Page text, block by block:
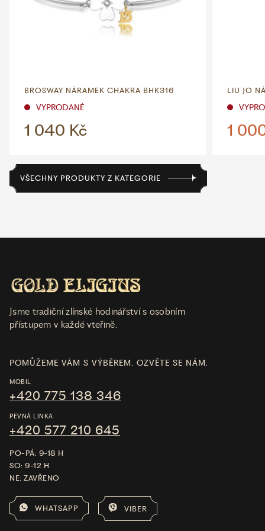
BROSWAY NÁRAMEK CHAKRA BHK316
VYPRODANÉ
1 040 Kč
LIU JO
1
VŠECHNY PRODUKTY Z KATEGORIE
Jsme tradiční zlínské hodinářství s osobním
přístupem v každé vteřině.
POMŮŽEME VÁM S VÝBĚREM. OZVĚTE SE NÁM.
MOBIL
+420 775 138 346
PEVNÁ LINKA
+420 577 210 645
PO-PÁ: 9-18 H
SO: 9-12 H
NE: ZAVŘENO
WHATSAPP VIBER